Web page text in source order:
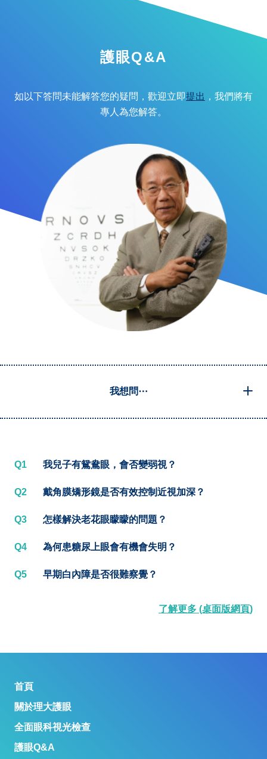
護眼Q&A
如以下答問未能解答您的疑問，歡迎立即提出 ，我們將有
專人為您解答。
我想問⋯
Q1 我兒子有鴛鴦眼，會否變弱視？
Q2 戴角膜矯形鏡是否有效控制近視加深？
Q3 怎樣解決老花眼矇矇的問題？
Q4 為何患糖尿上眼會有機會失明？
Q5 早期白內障是否很難察覺？
了解更多 (桌面版網頁)
首頁
關於理大護眼
全面眼科視光檢查
護眼Q&A